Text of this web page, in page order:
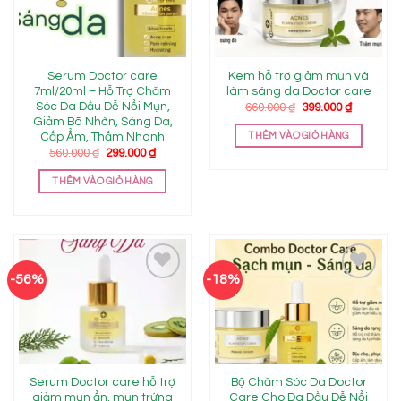
Add to
wishlist
Serum Doctor care
7ml/20ml – Hỗ Trợ Chăm
Sóc Da Dầu Dễ Nổi Mụn,
Giảm Bã Nhờn, Sáng Da,
Cấp Ẩm, Thấm Nhanh
560.000₫ Giá
là:
560.000 ₫.
299.000₫Giá
THÊM VÀO GIỎ HÀNG
Add to
wishlist
Kem hỗ trợ giảm mụn và
làm sáng da Doctor care
660.000₫ Giá
là:
660.000 ₫.
399.000₫Giá
THÊM VÀO GIỎ HÀNG
-56%
Add to
wishlist
Serum Doctor care hỗ trợ
giảm mụn ẩn, mụn trứng
-18%
Add to
wishlist
Bộ Chăm Sóc Da Doctor
Care Cho Da Dầu Dễ Nổi